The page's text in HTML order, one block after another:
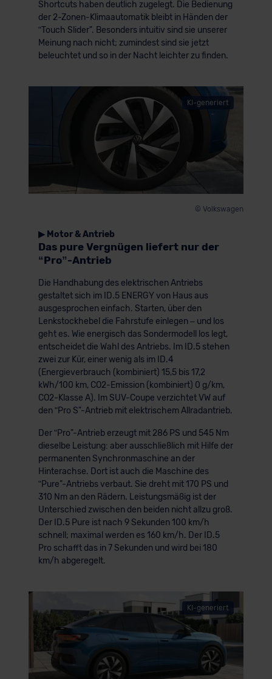
Shortcuts haben deutlich zugelegt. Die Bedienung
der 2-Zonen-Klimaautomatik bleibt in Händen der
ʺTouch Slider". Besonders intuitiv sind sie unserer
Meinung nach nicht; zumindest sind sie jetzt
beleuchtet und so in der Nacht leichter zu finden.
KI-generiert
© Volkswagen
▶ Motor & Antrieb
Das pure Vergnügen liefert nur der
“Pro”-Antrieb
Die Handhabung des elektrischen Antriebs
gestaltet sich im ID.5 ENERGY von Haus aus
ausgesprochen einfach. Starten, über den
Lenkstockhebel die Fahrstufe einlegen – und los
geht es. Wie energisch das Sondermodell los legt,
entscheidet die Wahl des Antriebs. Im ID.5 stehen
zwei zur Kür, einer wenig als im ID.4
(Energieverbrauch (kombiniert) 15,5 bis 17,2
kWh/100 km, CO2-Emission (kombiniert) 0 g/km,
CO2-Klasse A). Im SUV-Coupe verzichtet VW auf
den ʺPro S"-Antrieb mit elektrischem Allradantrieb.
Der ʺPro"-Antrieb erzeugt mit 286 PS und 545 Nm
dieselbe Leistung: aber ausschließlich mit Hilfe der
permanenten Synchronmaschine an der
Hinterachse. Dort ist auch die Maschine des
ʺPure"-Antriebs verbaut. Sie dreht mit 170 PS und
310 Nm an den Rädern. Leistungsmäßig ist der
Unterschied zwischen den beiden nicht allzu groß.
Der ID.5 Pure ist nach 9 Sekunden 100 km/h
schnell; maximal werden es 160 km/h. Der ID.5
Pro schafft das in 7 Sekunden und wird bei 180
km/h abgeregelt.
KI-generiert